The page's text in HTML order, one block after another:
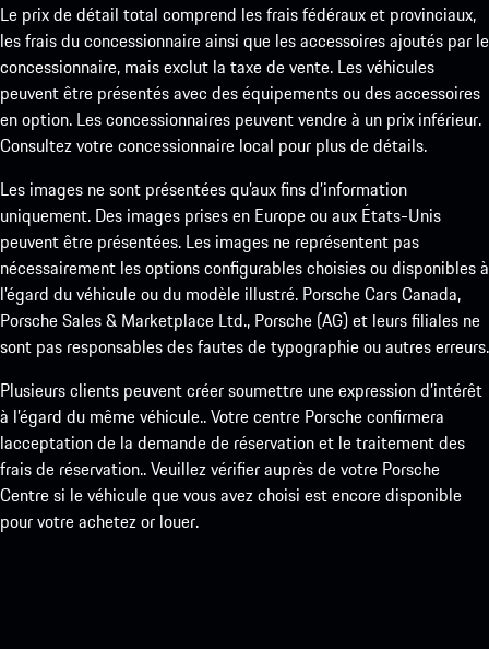
Le prix de détail total comprend les frais fédéraux et provinciaux,
les frais du concessionnaire ainsi que les accessoires ajoutés par le
concessionnaire, mais exclut la taxe de vente. Les véhicules
peuvent être présentés avec des équipements ou des accessoires
en option. Les concessionnaires peuvent vendre à un prix inférieur.
Consultez votre concessionnaire local pour plus de détails.
Les images ne sont présentées qu’aux fins d’information
uniquement. Des images prises en Europe ou aux États-Unis
peuvent être présentées. Les images ne représentent pas
nécessairement les options configurables choisies ou disponibles à
l’égard du véhicule ou du modèle illustré. Porsche Cars Canada,
Porsche Sales & Marketplace Ltd., Porsche (AG) et leurs filiales ne
sont pas responsables des fautes de typographie ou autres erreurs.
Plusieurs clients peuvent créer soumettre une expression d’intérêt
à l’égard du même véhicule.. Votre centre Porsche confirmera
lacceptation de la demande de réservation et le traitement des
frais de réservation.. Veuillez vérifier auprès de votre Porsche
Centre si le véhicule que vous avez choisi est encore disponible
pour votre achetez or louer.